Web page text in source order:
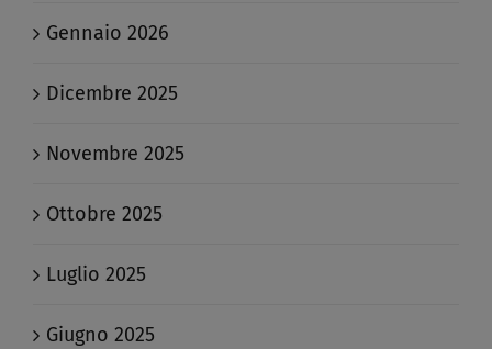
Gennaio 2026
Dicembre 2025
Novembre 2025
Ottobre 2025
Luglio 2025
Giugno 2025